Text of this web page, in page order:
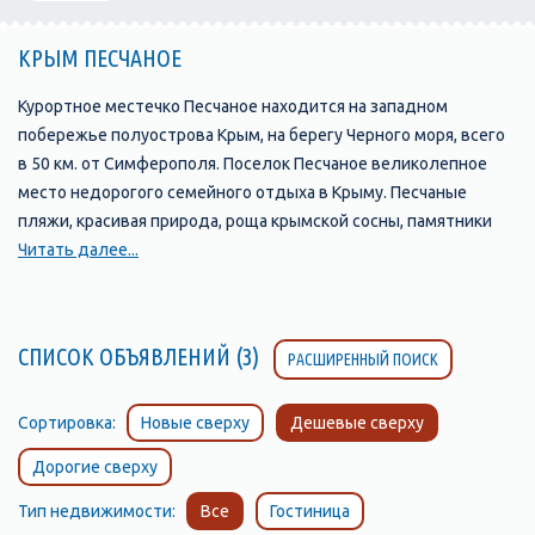
КРЫМ ПЕСЧАНОЕ
Курортное местечко Песчаное находится на западном
побережье полуострова Крым, на берегу Черного моря, всего
в 50 км. от Симферополя. Поселок Песчаное великолепное
место недорогого семейного отдыха в Крыму. Песчаные
пляжи, красивая природа, роща крымской сосны, памятники
археологии, интересный подводный мир привлекают на
детских оздоровительных лагерей, домов отдыха,
пансионатов, кемпингов, много предложений и в частном
пребывания в посёлке. Хорошо подготовленных пляжей из
песка и мелкой гальки, где находится всё необходимое –
начиная от кабинки для переодевания и лавочки, заканчивая
спортивными площадками и теневыми навесами. Отдых в
Читать далее...
СПИСОК ОБЪЯВЛЕНИЙ (3) РАСШИРЕННЫЙ ПОИСК
Сортировка: Новые сверху Дешевые сверху
Дорогие сверху
Тип недвижимости: Все Гостиница